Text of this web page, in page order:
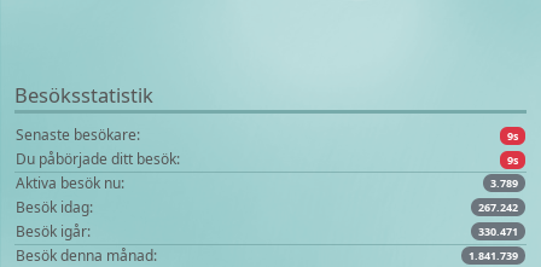
Besöksstatistik
Senaste besökare: 9s
Du påbörjade ditt besök: 9s
Aktiva besök nu: 3.789
Besök idag: 267.242
Besök igår: 330.471
Besök denna månad: 1.841.739